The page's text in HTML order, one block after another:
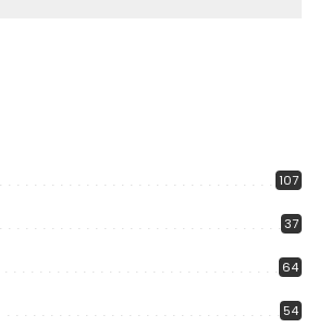
107
37
64
54